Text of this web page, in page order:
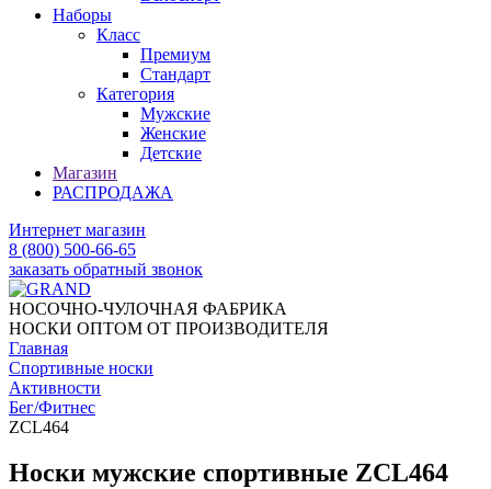
Наборы
Класс
Премиум
Стандарт
Категория
Мужские
Женские
Детские
Магазин
РАСПРОДАЖА
Интернет магазин
8 (800) 500-66-65
заказать обратный звонок
НОСОЧНО-ЧУЛОЧНАЯ ФАБРИКА
НОСКИ ОПТОМ ОТ ПРОИЗВОДИТЕЛЯ
Главная
Спортивные носки
Активности
Бег/Фитнес
ZCL464
Носки мужские спортивные ZCL464